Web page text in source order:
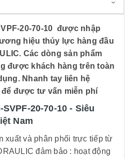
20-70-10 được nhập
hiệu thủy lực hàng đầu
Các dòng sản phẩm
được khách hàng trên toàn
Nhanh tay liên hệ
để được tư vấn miễn phí
20-70-10 - Siêu
Nam
xuất và phân phối trực tiếp từ
đảm bảo : hoạt động